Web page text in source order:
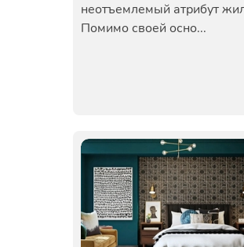
неотъемлемый атрибут
Помимо своей осно...